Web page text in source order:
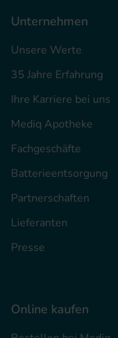
Unternehmen
Unsere Werte
35 Jahre Erfahrung
Ihre Karriere bei uns
Mediq Apotheke
Fachgeschäfte
Batterieentsorgung
Partnerschaften
Lieferanten
Presse
Online kaufen